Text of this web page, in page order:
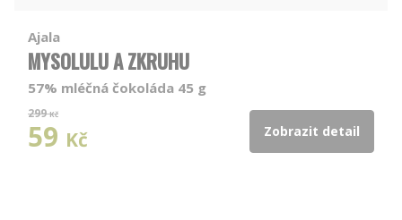
Ajala
MYSOLULU A ZKRUHU
57% mléčná čokoláda 45 g
299 Kč
59 Kč Zobrazit detail